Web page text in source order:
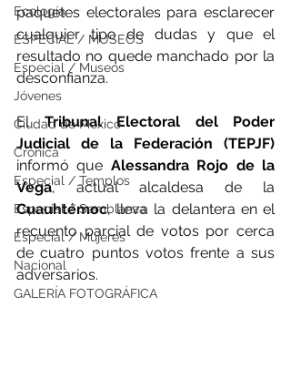
Ecología
ESPECIAL / MUSEOS
Especial / Museos
Jóvenes
Ciudad de México
Crónica
Especial / Templos
Especial / Semblanza
Especial / Mujeres
Nacional
GALERÍA FOTOGRÁFICA
paquetes electorales para esclarecer
cualquier tipo de dudas y que el
resultado no quede manchado por la
desconfianza.
El Tribunal Electoral del Poder
Judicial de la Federación (TEPJF)
informó que Alessandra Rojo de la
Vega
Cuauhtémoc, lleva la delantera en el
recuento parcial de votos por cerca
de cuatro puntos votos frente a sus
adversarios.